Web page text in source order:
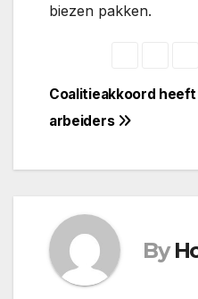
biezen pakken.
Bericht
navigatie
Coalitieakkoord
arbeiders
By